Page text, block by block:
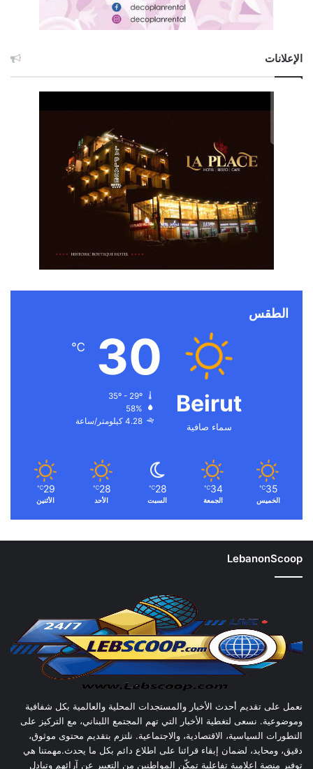
الإعلانات
الطقس
Beirut
سماء صافية
30
℃
58%
4.28 كيلومتر/ساعة
35
℃
الخميس
34
℃
الجمعة
28
℃
السبت
28
℃
الأحد
29
℃
الأثنين
LebanonScoop
نعمل على تقديم أحدث الأخبار والمستجدات المحلية والعالمية بكل شفافية
وموضوعية. نسعى لتغطية الأخبار التي تهم المجتمع اللبناني، مع التركيز على
التطورات السياسية، الاقتصادية، والاجتماعية. نلتزم بتقديم محتوى موثوق،
دقيق، ومحايد، لضمان إبقاء قرائنا على اطلاع دائم بكل ما يحدث.مهمتنا هي
توفير منصة إعلامية تفاعلية تمكّن المواطنين من التعبير عن آرائهم وتبادل